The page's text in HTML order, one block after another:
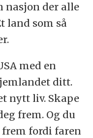
nasjon der alle
land som så
med en
ditt.
nytt liv. Skape
frem. Og du
fordi faren